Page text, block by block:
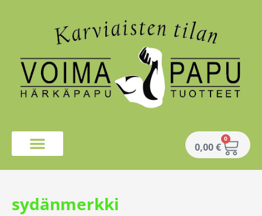
0,00€
0
sydänmerkki